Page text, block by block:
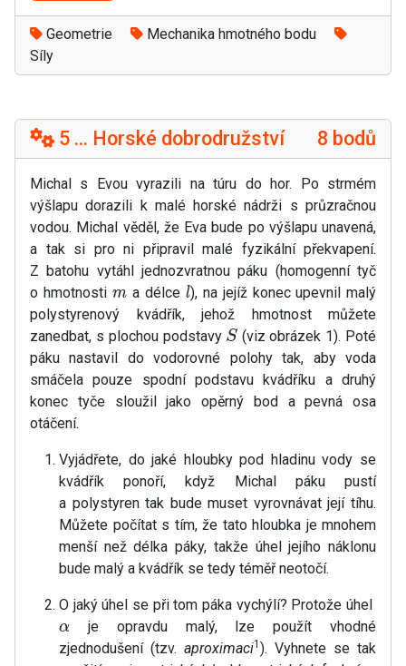
Geometrie
Mechanika hmotného bodu
Síly
5 ... Horské dobrodružství 8 bodů
Michal s Evou vyrazili na túru do hor. Po strmém
výšlapu dorazili k malé horské nádrži s průzračnou
vodou. Michal věděl, že Eva bude po výšlapu unavená,
a tak si pro ni připravil malé fyzikální překvapení.
Z batohu vytáhl jednozvratnou páku (homogenní tyč
o hmotnosti m a délce l), na jejíž konec upevnil malý
polystyrenový kvádřík, jehož hmotnost můžete
zanedbat, s plochou podstavy S(viz obrázek 1). Poté
páku nastavil do vodorovné polohy tak, aby voda
smáčela pouze spodní podstavu kvádříku a druhý
konec tyče sloužil jako opěrný bod a pevná osa
otáčení.
Vyjádřete, do jaké hloubky pod hladinu vody se
kvádřík ponoří, když Michal páku pustí
a polystyren tak bude muset vyrovnávat její tíhu.
Můžete počítat s tím, že tato hloubka je mnohem
menší než délka páky, takže úhel jejího náklonu
bude malý a kvádřík se tedy téměř neotočí.
O jaký úhel se při tom páka vychýlí? Protože úhel
α
je opravdu malý, lze použít vhodné
zjednodušení (tzv. aproximaci1 ). Vyhnete se tak